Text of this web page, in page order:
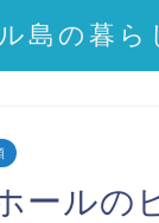
島の暮ら
ールの